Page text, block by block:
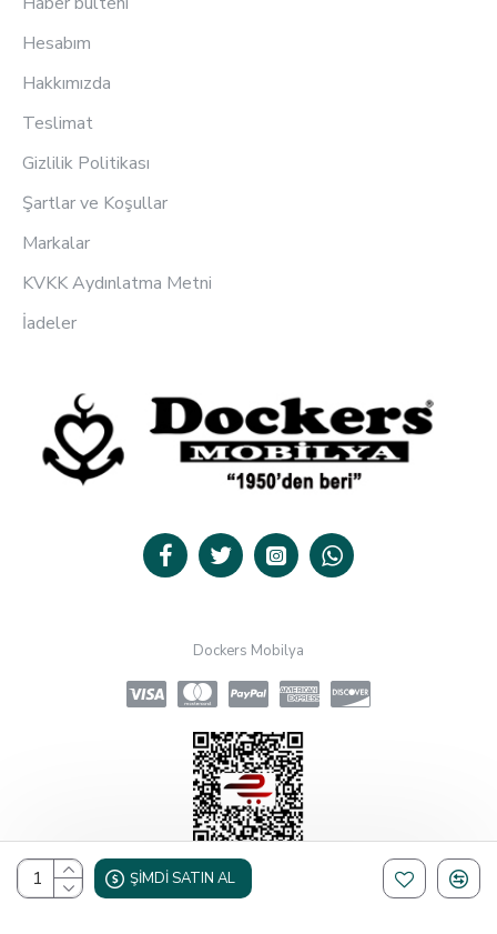
ŞIMDI SATIN AL
Hesabım
Hakkımızda
Teslimat
Gizlilik Politikası
Şartlar ve Koşullar
Markalar
KVKK Aydınlatma Metni
İadeler
Dockers Mobilya
Design, Hosting & Support By Shopgez.com